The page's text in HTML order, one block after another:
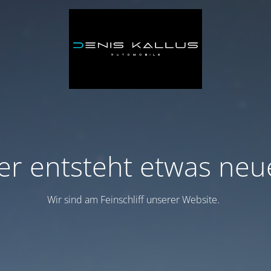
entsteht etwas
Wir sind am Feinschliff unserer Website.